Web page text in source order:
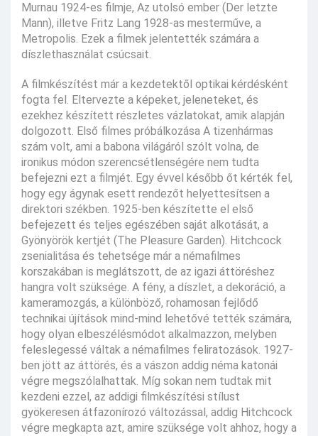
Murnau 1924-es filmje, Az utolsó ember (Der letzte
Mann), illetve Fritz Lang 1928-as mesterműve, a
Metropolis. Ezek a filmek jelentették számára a
díszlethasználat csúcsait.
A filmkészítést már a kezdetektől optikai kérdésként
fogta fel. Eltervezte a képeket, jeleneteket, és
ezekhez készített részletes vázlatokat, amik alapján
dolgozott. Első filmes próbálkozása A tizenhármas
szám volt, ami a babona világáról szólt volna, de
ironikus módon szerencsétlenségére nem tudta
befejezni ezt a filmjét. Egy évvel később őt kérték fel,
hogy egy ágynak esett rendezőt helyettesítsen a
direktori székben. 1925-ben készítette el első
befejezett és teljes egészében saját alkotását, a
Gyönyörök kertjét (The Pleasure Garden). Hitchcock
zsenialitása és tehetsége már a némafilmes
korszakában is meglátszott, de az igazi áttöréshez
hangra volt szüksége. A fény, a díszlet, a dekoráció, a
kameramozgás, a különböző, rohamosan fejlődő
technikai újítások mind-mind lehetővé tették számára,
hogy olyan elbeszélésmódot alkalmazzon, melyben
feleslegessé váltak a némafilmes feliratozások. 1927-
ben jött az áttörés, és a vászon addig néma katonái
végre megszólalhattak. Míg sokan nem tudtak mit
kezdeni ezzel, az addigi filmkészítési stílust
gyökeresen átfazonírozó változással, addig Hitchcock
végre megkapta azt, amire szüksége volt ahhoz, hogy a